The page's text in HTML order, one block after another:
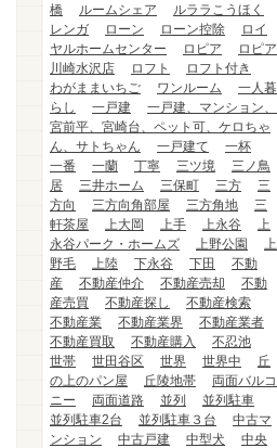
橋
ルームシェア
ルララこうほく
レンガ
ローン ローン控除
ロイ
ヤルホームセンター
ロピア
ロピア
川崎水沢店
ロフト
ロフト付き
わがままいちご
ワンルーム
一人暮
らし
一戸建
一戸建、マンション、
宮前平、宮崎台、ペット可、ケロちゃ
ん、サトちゃん
一戸建て
一杯
一番
一蘭 丁寧 三ツ境
三ノ鳥
居
三井ホーム 三保町 三方
三
方向
三方向角部屋 三方角地
三
軒茶屋
上大岡 上手 上永谷
上
永谷パーク・ホームズ
上野公園
上
野毛
上陸 下永谷 下田
不動
産
不動産仲介 不動産売却
不動
産売買
不動産探し
不動産検索
不動産業
不動産業界
不動産業者
不動産買取
不動産購入
不忍池
世帯
世田谷区 世界 世界中
丘
の上のパン屋
丘陵地帯
両面バルコ
ニー
両面道路 並列
並列駐車
並列駐車2台
並列駐車３台
中古マ
ンション
中古戸建 中型犬
中央